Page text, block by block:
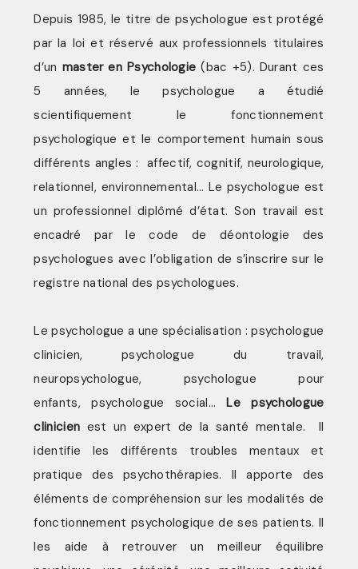
Depuis 1985, le titre de psychologue est protégé
par la loi et réservé aux professionnels titulaires
d’un master en Psychologie (bac +5). Durant ces
5 années, le psychologue a étudié
scientifiquement le fonctionnement
psychologique et le comportement humain sous
différents angles : affectif, cognitif, neurologique,
relationnel, environnemental… Le psychologue est
un professionnel diplômé d’état. Son travail est
encadré par le code de déontologie des
psychologues avec l’obligation de s’inscrire sur le
registre national des psychologues.
Le psychologue a une spécialisation : psychologue
clinicien, psychologue du travail,
neuropsychologue, psychologue pour
enfants, psychologue social…Le psychologue
clinicien est un expert de la santé mentale. Il
identifie les différents troubles mentaux et
pratique des psychothérapies. Il apporte des
éléments de compréhension sur les modalités de
fonctionnement psychologique de ses patients. Il
les aide à retrouver un meilleur équilibre